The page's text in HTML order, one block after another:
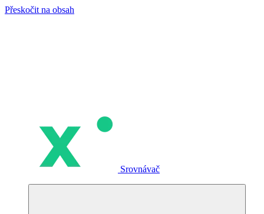
Přeskočit na obsah
Srovnávač